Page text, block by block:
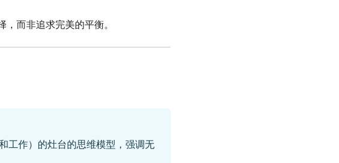
，而非追求完美的平衡。
工作）的灶台的思维模型，强调无